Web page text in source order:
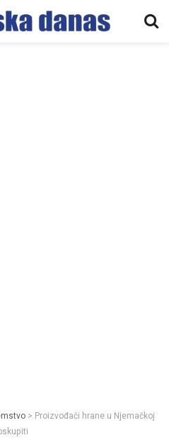
> Proizvođači hrane u Njemačkoj